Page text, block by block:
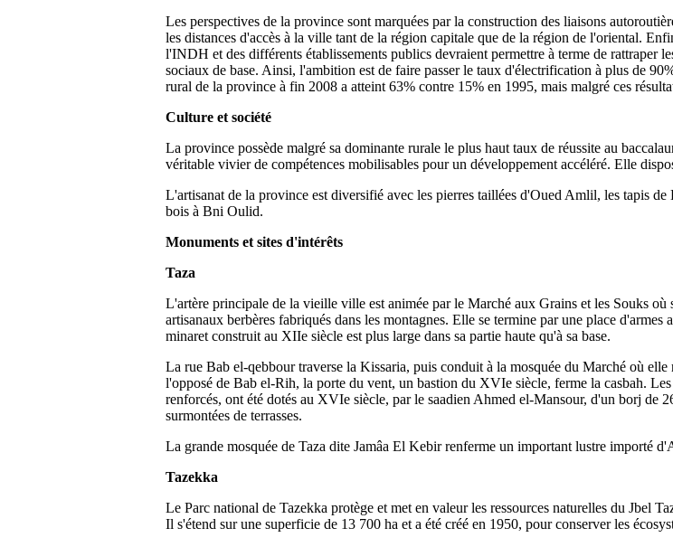
Les perspectives de la province sont marquées par la construction des liaisons
les distances d'accès à la ville tant de la région capitale que de la région de l'oriental.
l'INDH et des différents établissements publics devraient permettre à terme de rattraper
sociaux de base. Ainsi, l'ambition est de faire passer le taux d'électrification à plus de
rural de la province à fin 2008 a atteint 63% contre 15% en 1995, mais malgré ces
Culture et société
La province possède malgré sa dominante rurale le plus haut taux de réussite au
véritable vivier de compétences mobilisables pour un développement accéléré. Elle
L'artisanat de la province est diversifié avec les pierres taillées d'Oued Amlil, les tapis
bois à Bni Oulid.
Monuments et sites d'intérêts
Taza
L'artère principale de la vieille ville est animée par le Marché aux Grains et les Souks où
artisanaux berbères fabriqués dans les montagnes. Elle se termine par une place
minaret construit au XIIe siècle est plus large dans sa partie haute qu'à sa base.
La rue Bab el-qebbour traverse la Kissaria, puis conduit à la mosquée du Marché où
l'opposé de Bab el-Rih, la porte du vent, un bastion du XVIe siècle, ferme la casbah.
renforcés, ont été dotés au XVIe siècle, par le saadien Ahmed el-Mansour, d'un borj de
surmontées de terrasses.
La grande mosquée de Taza dite Jamâa El Kebir renferme un important lustre importé
Tazekka
Le Parc national de Tazekka protège et met en valeur les ressources naturelles du Jbel
Il s'étend sur une superficie de 13 700 ha et a été créé en 1950, pour conserver les